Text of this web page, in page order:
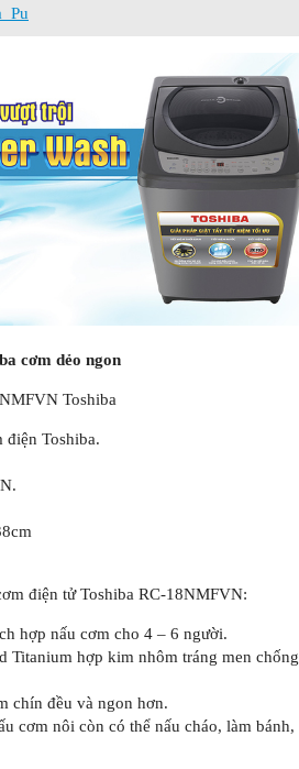
cơm dẻo ngon
Toshiba
điện Toshiba.
điện tử Toshiba RC-18NMFVN:
hợp nấu cơm cho 4 – 6 người.
Titanium hợp kim nhôm tráng men chống
chín đều và ngon hơn.
cơm nôi còn có thể nấu cháo, làm bánh,